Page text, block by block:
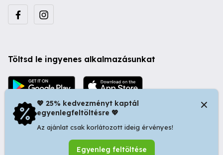
Töltsd le ingyenes alkalmazásunkat
© 2026 Startapró S.R.L. | Bulevardul Dacia nr 34, Oradea
💖 25% kedvezményt kaptál
egyenlegfeltöltésre 💖
Az ajánlat csak korlátozott ideig érvényes!
Egyenleg feltöltése